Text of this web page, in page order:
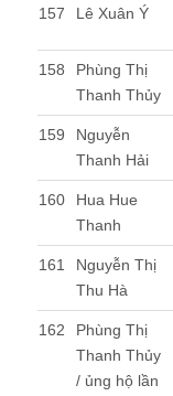
157 Lê Xuân Ý
158
Phùng Thị
Thanh Thủy
159
Nguyễn
Thanh Hải
160
Hua Hue
Thanh
161
Nguyễn Thị
Thu Hà
162
Phùng Thị
Thanh Thủy
/ ủng hộ lần